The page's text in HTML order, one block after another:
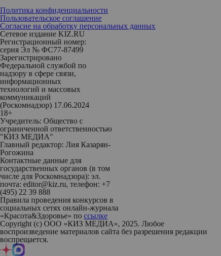
Политика конфиденциальности
Пользовательское соглашение
Согласие на обработку персональных данных
Сетевое издание KIZ.RU
Регистрационный номер:
серия Эл № ФС77-87499
Зарегистрировано
Федеральной службой по
надзору в сфере связи,
информационных
технологий и массовых
коммуникаций
(Роскомнадзор) 17.06.2024
18+
Учредитель: Общество с
ограниченной ответственностью
"КИЗ МЕДИА"
Главный редактор: Лия Казарян-
Рогожина
Контактные данные для
государственных органов (в том
числе для Роскомнадзора): эл.
почта: editor@kiz.ru, телефон: +7
(495) 22 39 888
Правила проведения конкурсов в
социальных сетях онлайн-журнала
«Красота&Здоровье» по ссылке
Copyright (с) ООО «КИЗ МЕДИА», 2025. Любое
воспроизведение материалов сайта без разрешения редакции
воспрещается.